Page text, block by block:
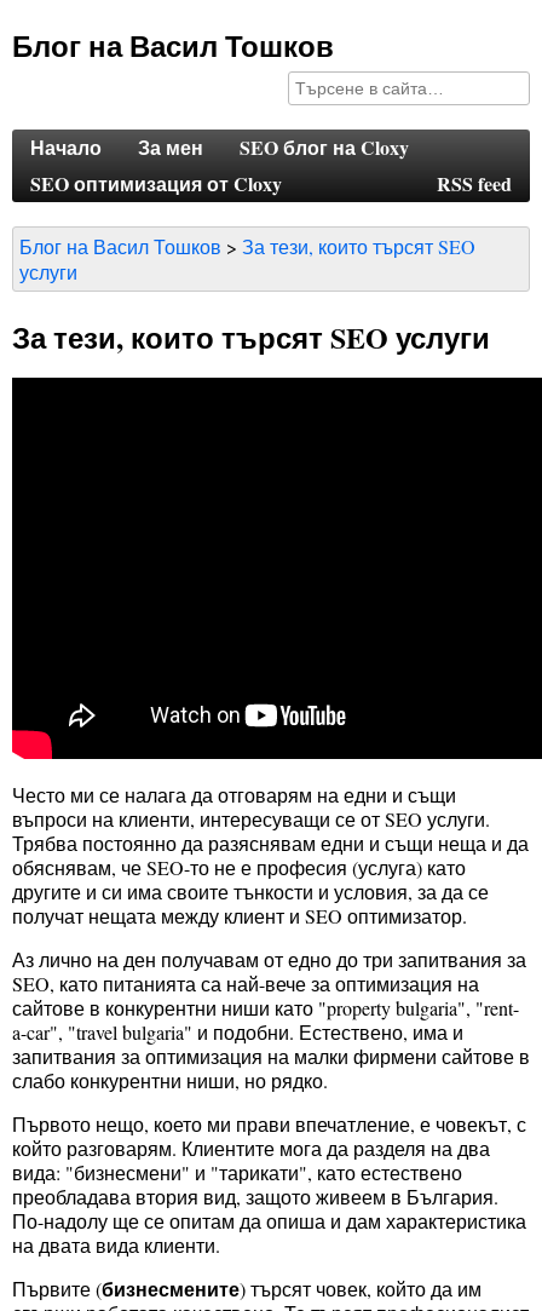
Блог на Васил Тошков
Начало За мен
SEO блог на Cloxy
SEO оптимизация от Cloxy
RSS feed
Блог на Васил Тошков
За тези, които търсят SEO
услуги
За тези, които търсят SEO услуги
Често ми се налага да отговарям на едни и същи
въпроси на клиенти, интересуващи се от SEO услуги.
Трябва постоянно да разяснявам едни и същи неща и да
обяснявам, че SEO-то не е професия (услуга) като
другите и си има своите тънкости и условия, за да се
получат нещата между клиент и SEO оптимизатор.
Аз лично на ден получавам от едно до три запитвания за
SEO, като питанията са най-вече за оптимизация на
сайтове в конкурентни ниши като "property bulgaria", "rent-
a-car", "travel bulgaria" и подобни. Естествено, има и
запитвания за оптимизация на малки фирмени сайтове в
слабо конкурентни ниши, но рядко.
Първото нещо, което ми прави впечатление, е човекът, с
който разговарям. Клиентите мога да разделя на два
вида: "бизнесмени" и "тарикати", като естествено
преобладава втория вид, защото живеем в България.
По-надолу ще се опитам да опиша и дам характеристика
на двата вида клиенти.
Първите (бизнесмените) търсят човек, който да им